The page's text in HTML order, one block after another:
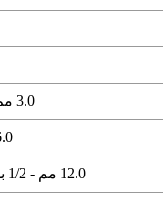
3.0 مم - 1/8 `` 4.5 ملم - 3/16 "
6.0 مم - 1/4
12.0 مم - 1/2 بوصة 18.0 مم - 3/4 بوصة